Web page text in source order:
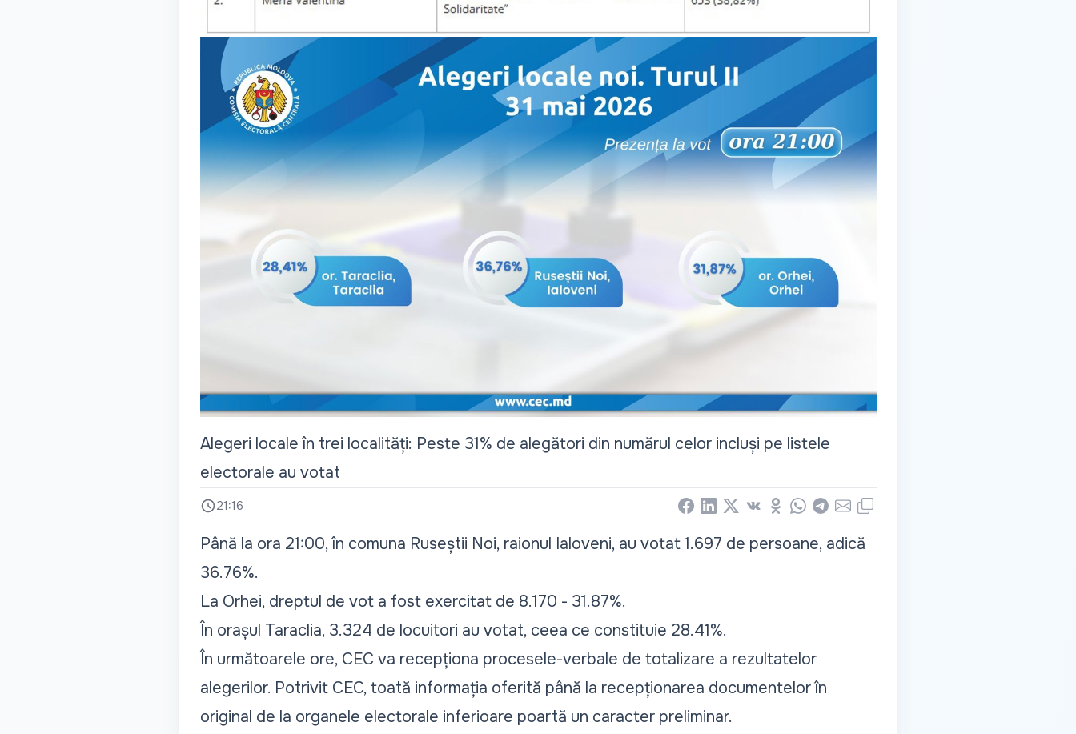
Alegeri locale în trei localități: Peste 31% de alegători din numărul celor incluși pe listele
electorale au votat
21:16 Facebook
LinkedIn
X Vkontakte
Odnoklassniki
WhatsApp
Telegram
EmailCopy
Până la ora 21:00, în comuna Ruseștii Noi, raionul Ialoveni, au votat 1.697 de persoane, adică
36.76%.
La Orhei, dreptul de vot a fost exercitat de 8.170 - 31.87%.
În orașul Taraclia, 3.324 de locuitori au votat, ceea ce constituie 28.41%.
În următoarele ore, CEC va recepționa procesele-verbale de totalizare a rezultatelor
alegerilor. Potrivit CEC, toată informația oferită până la recepționarea documentelor în
original de la organele electorale inferioare poartă un caracter preliminar.